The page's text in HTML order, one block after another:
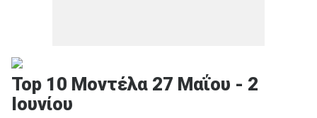
Top 10 Μοντέλα 27 Μαΐου - 2
Ιουνίου